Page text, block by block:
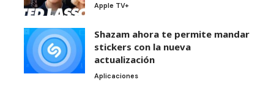
Apple TV+
Shazam ahora te permite mandar
stickers con la nueva
actualización
Aplicaciones